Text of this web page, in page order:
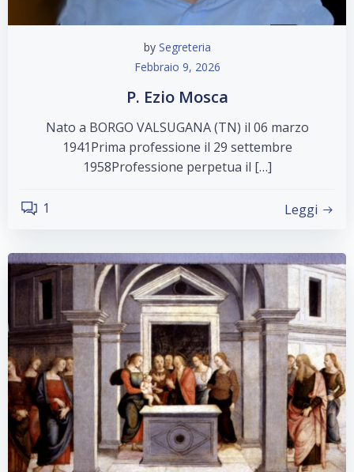
by Segreteria
Febbraio 9, 2026
P. Ezio Mosca
Nato a BORGO VALSUGANA (TN) il 06 marzo
1941Prima professione il 29 settembre
1958Professione perpetua il […]
1 Leggi